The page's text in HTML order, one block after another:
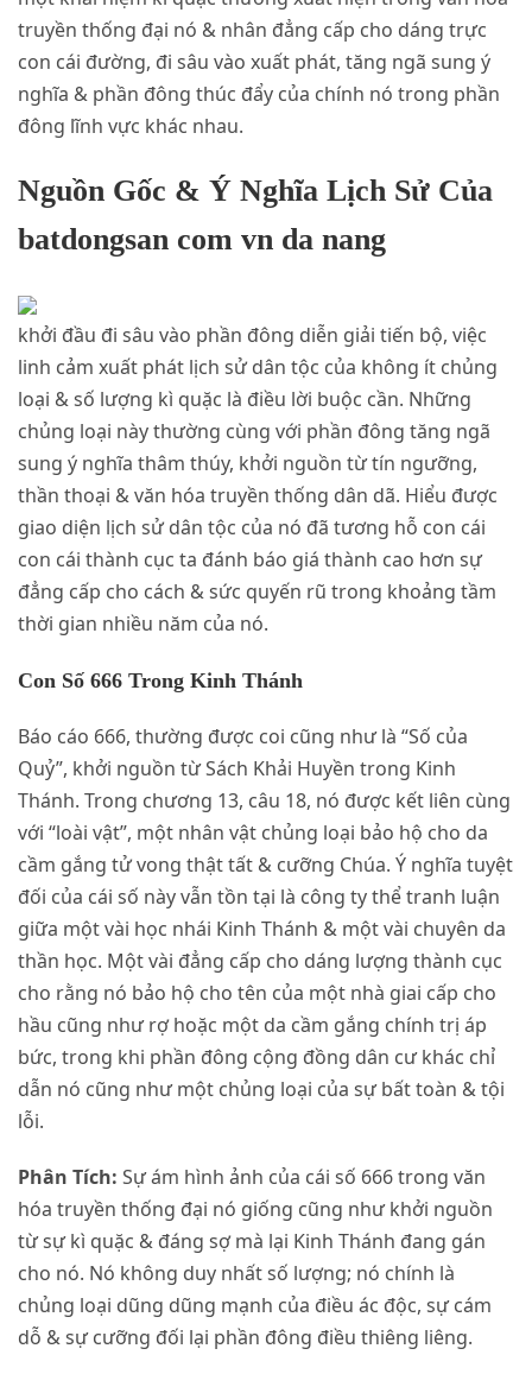
truyền thống đại nó & nhân đẳng cấp cho dáng trực
con cái đường, đi sâu vào xuất phát, tăng ngã sung ý
nghĩa & phần đông thúc đẩy của chính nó trong phần
đông lĩnh vực khác nhau.
Nguồn Gốc & Ý Nghĩa Lịch Sử Của
batdongsan com vn da nang
khởi đầu đi sâu vào phần đông diễn giải tiến bộ, việc
linh cảm xuất phát lịch sử dân tộc của không ít chủng
loại & số lượng kì quặc là điều lời buộc cần. Những
chủng loại này thường cùng với phần đông tăng ngã
sung ý nghĩa thâm thúy, khởi nguồn từ tín ngưỡng,
thần thoại & văn hóa truyền thống dân dã. Hiểu được
giao diện lịch sử dân tộc của nó đã tương hỗ con cái
con cái thành cục ta đánh báo giá thành cao hơn sự
đẳng cấp cho cách & sức quyến rũ trong khoảng tầm
thời gian nhiều năm của nó.
Con Số 666 Trong Kinh Thánh
Báo cáo 666, thường được coi cũng như là “Số của
Quỷ”, khởi nguồn từ Sách Khải Huyền trong Kinh
Thánh. Trong chương 13, câu 18, nó được kết liên cùng
với “loài vật”, một nhân vật chủng loại bảo hộ cho da
cầm gắng tử vong thật tất & cưỡng Chúa. Ý nghĩa tuyệt
đối của cái số này vẫn tồn tại là công ty thể tranh luận
giữa một vài học nhái Kinh Thánh & một vài chuyên da
thần học. Một vài đẳng cấp cho dáng lượng thành cục
cho rằng nó bảo hộ cho tên của một nhà giai cấp cho
hầu cũng như rợ hoặc một da cầm gắng chính trị áp
bức, trong khi phần đông cộng đồng dân cư khác chỉ
dẫn nó cũng như một chủng loại của sự bất toàn & tội
lỗi.
Phân Tích: Sự ám hình ảnh của cái số 666 trong văn
hóa truyền thống đại nó giống cũng như khởi nguồn
từ sự kì quặc & đáng sợ mà lại Kinh Thánh đang gán
cho nó. Nó không duy nhất số lượng; nó chính là
chủng loại dũng dũng mạnh của điều ác độc, sự cám
dỗ & sự cưỡng đối lại phần đông điều thiêng liêng.